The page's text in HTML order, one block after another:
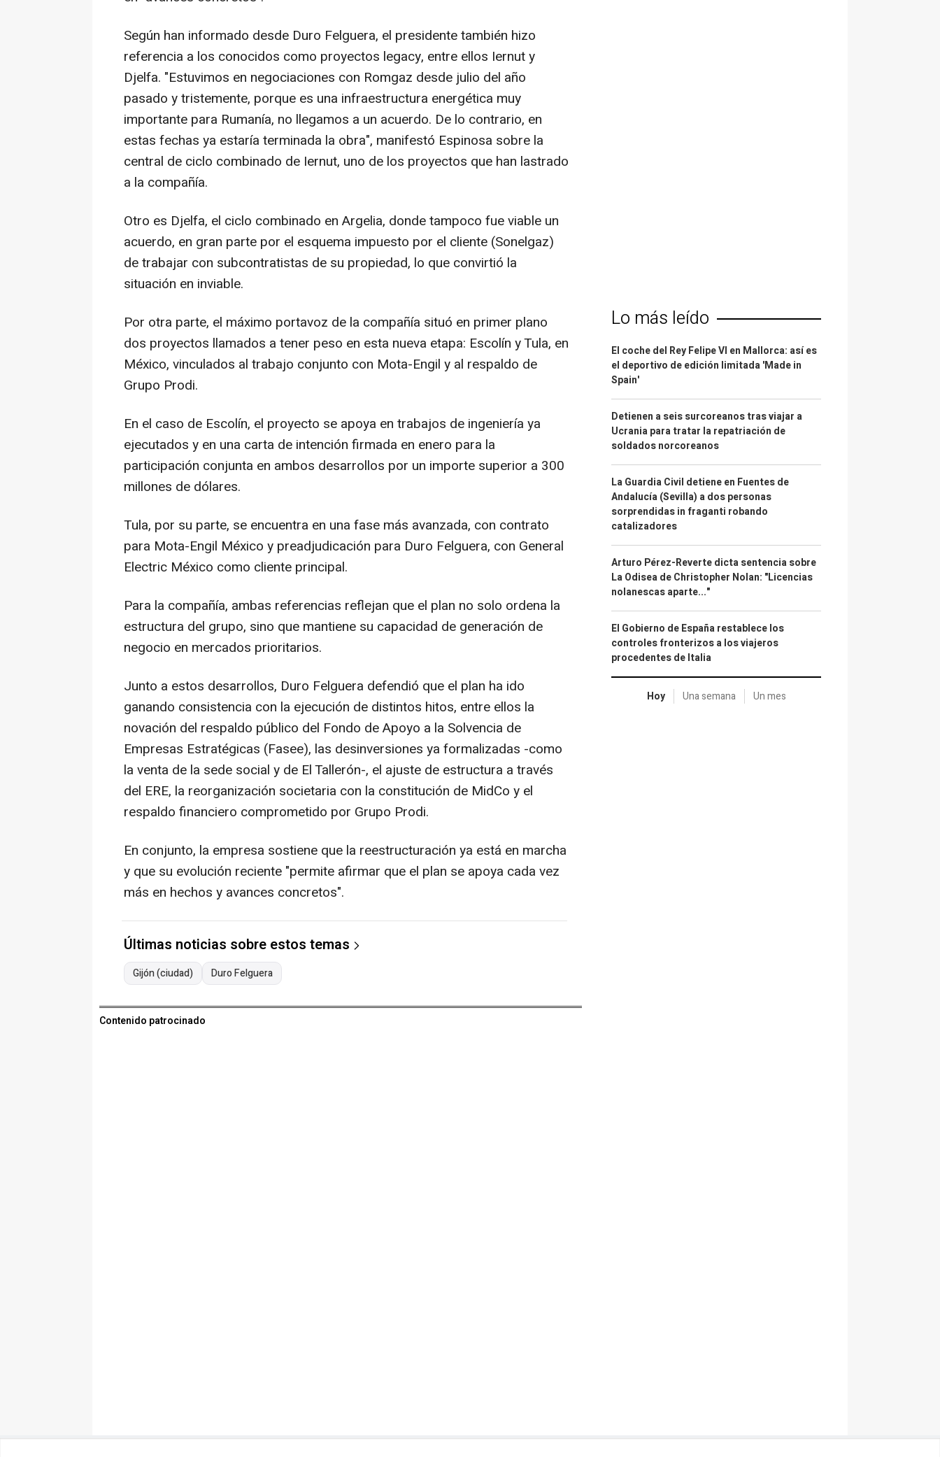
Según han informado desde Duro Felguera, el presidente también hizo
referencia a los conocidos como proyectos legacy, entre ellos Iernut y
Djelfa. "Estuvimos en negociaciones con Romgaz desde julio del año
pasado y tristemente, porque es una infraestructura energética muy
importante para Rumanía, no llegamos a un acuerdo. De lo contrario, en
estas fechas ya estaría terminada la obra", manifestó Espinosa sobre la
central de ciclo combinado de Iernut, uno de los proyectos que han lastrado
a la compañía.
Otro es Djelfa, el ciclo combinado en Argelia, donde tampoco fue viable un
acuerdo, en gran parte por el esquema impuesto por el cliente (Sonelgaz)
de trabajar con subcontratistas de su propiedad, lo que convirtió la
situación en inviable.
Por otra parte, el máximo portavoz de la compañía situó en primer plano
dos proyectos llamados a tener peso en esta nueva etapa: Escolín y Tula, en
México, vinculados al trabajo conjunto con Mota-Engil y al respaldo de
Grupo Prodi.
En el caso de Escolín, el proyecto se apoya en trabajos de ingeniería ya
ejecutados y en una carta de intención firmada en enero para la
participación conjunta en ambos desarrollos por un importe superior a 300
millones de dólares.
Tula, por su parte, se encuentra en una fase más avanzada, con contrato
para Mota-Engil México y preadjudicación para Duro Felguera, con General
Electric México como cliente principal.
Para la compañía, ambas referencias reflejan que el plan no solo ordena la
estructura del grupo, sino que mantiene su capacidad de generación de
negocio en mercados prioritarios.
Junto a estos desarrollos, Duro Felguera defendió que el plan ha ido
ganando consistencia con la ejecución de distintos hitos, entre ellos la
novación del respaldo público del Fondo de Apoyo a la Solvencia de
Empresas Estratégicas (Fasee), las desinversiones ya formalizadas -como
la venta de la sede social y de El Tallerón-, el ajuste de estructura a través
del ERE, la reorganización societaria con la constitución de MidCo y el
respaldo financiero comprometido por Grupo Prodi.
En conjunto, la empresa sostiene que la reestructuración ya está en marcha
y que su evolución reciente "permite afirmar que el plan se apoya cada vez
más en hechos y avances concretos".
Últimas noticias sobre estos temas
Gijón (ciudad) Duro Felguera
Contenido patrocinado
Lo más leído
El coche del Rey Felipe VI en Mallorca: así es
el deportivo de edición limitada 'Made in
Spain'
Detienen a seis surcoreanos tras viajar a
Ucrania para tratar la repatriación de
soldados norcoreanos
La Guardia Civil detiene en Fuentes de
Andalucía (Sevilla) a dos personas
sorprendidas in fraganti robando
catalizadores
Arturo Pérez-Reverte dicta sentencia sobre
La Odisea de Christopher Nolan: "Licencias
nolanescas aparte..."
El Gobierno de España restablece los
controles fronterizos a los viajeros
procedentes de Italia
Hoy Una semana Un mes